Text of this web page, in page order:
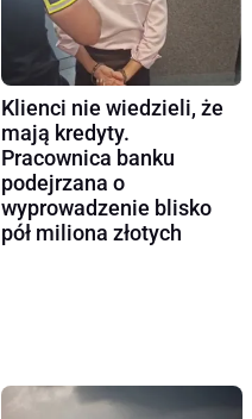
Klienci nie wiedzieli, że
mają kredyty.
Pracownica banku
podejrzana o
wyprowadzenie blisko
pół miliona złotych